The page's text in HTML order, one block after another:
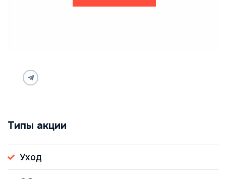
Типы акции
Уход